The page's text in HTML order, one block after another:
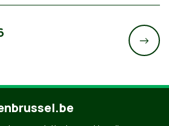
de Brusselse teams
de Refugee Walk
->